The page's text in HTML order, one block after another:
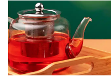
stlačovací sítko na čaj